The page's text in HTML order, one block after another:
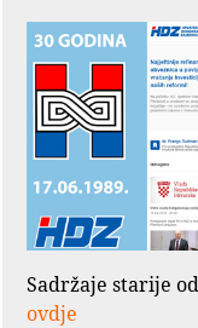
Sadržaje starije
ovdje